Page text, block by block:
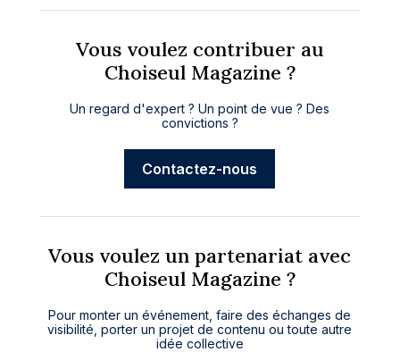
Vous voulez contribuer au
Choiseul Magazine ?
Un regard d'expert ? Un point de vue ? Des
convictions ?
Contactez-nous
Vous voulez un partenariat avec
Choiseul Magazine ?
Pour monter un événement, faire des échanges de
visibilité, porter un projet de contenu ou toute autre
idée collective